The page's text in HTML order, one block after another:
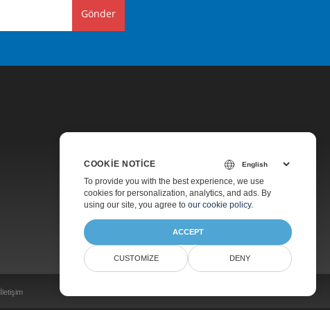
Gönder
Fiyatlandırma
Ücretli Destek
Hakkında
İletişim
COOKIE NOTICE
To provide you with the best experience, we use
cookies for personalization, analytics, and ads. By
using our site, you agree to our cookie policy.
ACCEPT
CUSTOMIZE DENY